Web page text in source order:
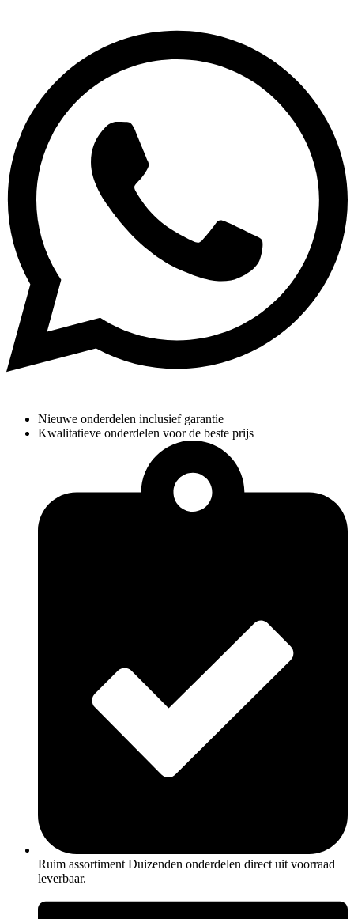
Nieuwe onderdelen inclusief garantie
Kwalitatieve onderdelen voor de beste prijs
Ruim assortiment Duizenden onderdelen direct uit voorraad
leverbaar.